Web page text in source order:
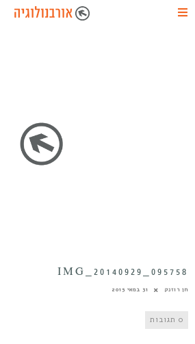
IMG_20140929_095758
חן רוזנק 31 במאי 2015
0 תגובות